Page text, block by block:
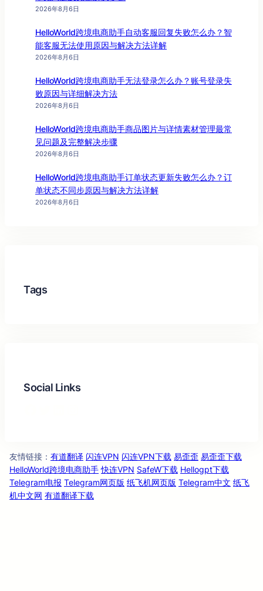
2026年8月6日
HelloWorld跨境电商助手自动客服回复失败怎么办？智
能客服无法使用原因与解决方法详解
2026年8月6日
HelloWorld跨境电商助手无法登录怎么办？账号登录失
败原因与详细解决方法
2026年8月6日
HelloWorld跨境电商助手商品图片与详情素材管理最常
见问题及完整解决步骤
2026年8月6日
HelloWorld跨境电商助手订单状态更新失败怎么办？订
单状态不同步原因与解决方法详解
2026年8月6日
Tags
Social Links
友情链接 ： 有道翻译 闪连VPN 闪连VPN下载 易歪歪 易歪歪下载
HelloWorld跨境电商助手 快连VPN SafeW下载 Hellogpt下载
Telegram电报 Telegram网页版 纸飞机网页版 Telegram中文 纸飞
机中文网 有道翻译下载